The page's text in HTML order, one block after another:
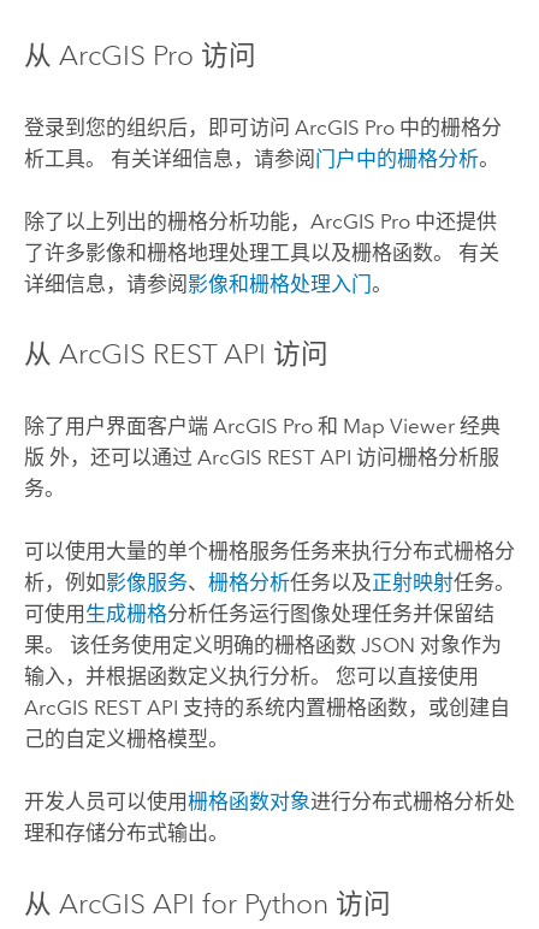
从 ArcGIS Pro 访问
登录到您的组织后，即可访问 ArcGIS Pro中的栅格分
析工具。 有关详细信息，请参阅门户中的栅格分析。
除了以上列出的栅格分析功能， ArcGIS Pro中还提供
了许多影像和栅格地理处理工具以及栅格函数。 有关
详细信息，请参阅 影像和栅格处理入门。
从 ArcGIS REST API 访问
除了用户界面客户端 ArcGIS Pro和 Map Viewer 经典
版 外，还可以通过 ArcGIS REST API 访问栅格分析服
务。
可以使用大量的单个栅格服务任务来执行分布式栅格分
析，例如影像服务、 栅格分析任务以及正射映射任务。
可使用 生成栅格分析任务运行图像处理任务并保留结
果。 该任务使用定义明确的栅格函数 JSON 对象作为
输入，并根据函数定义执行分析。 您可以直接使用
ArcGIS REST API 支持的系统内置栅格函数，或创建自
己的自定义栅格模型。
开发人员可以使用栅格函数对象进行分布式栅格分析处
理和存储分布式输出。
从 ArcGIS API for Python 访问